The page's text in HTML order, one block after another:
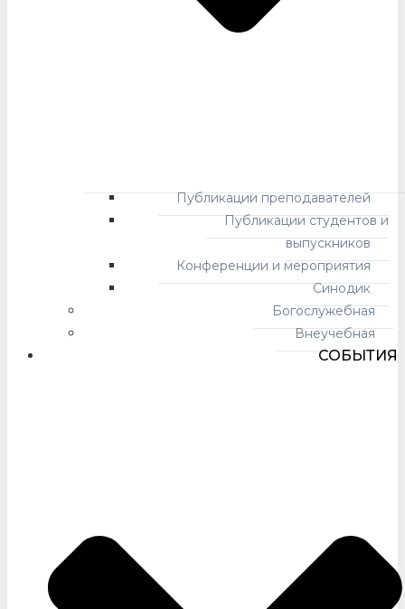
Публикации преподавателей
Публикации студентов и
выпускников
Конференции и мероприятия
Синодик
Богослужебная
Внеучебная
СОБЫТИЯ